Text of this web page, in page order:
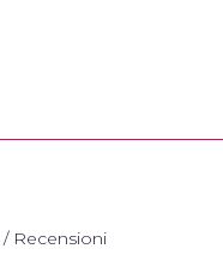
/ Recensioni